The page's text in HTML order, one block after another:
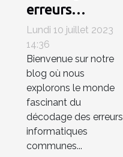
erreurs
informatiques
communes et
solutions
pratiques sur
Fatal-error.net
Lundi 10 juillet 2023
14:36
Bienvenue sur notre
blog où nous
explorons le monde
fascinant du
décodage des erreurs
informatiques
communes...